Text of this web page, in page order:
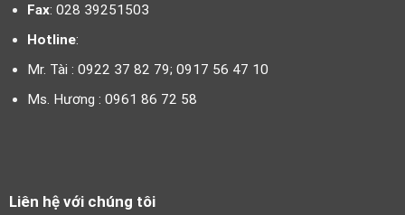
Fax: 028 39251503
Hotline:
Mr. Tài : 0922 37 82 79; 0917 56 47 10
Ms. Hương : 0961 86 72 58
Liên hệ với chúng tôi